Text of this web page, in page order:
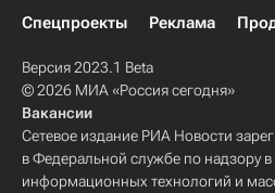
Спецпроекты
Реклама
Версия 2023.1 Beta
© 2026 МИА «Россия сегодня»
Вакансии
Сетевое издание РИА Новости
в Федеральной службе по надзору в
информационных технологий и